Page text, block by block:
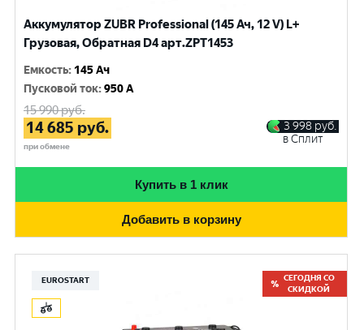
Аккумулятор ZUBR Professional (145 Ач, 12 V) L+
Грузовая, Обратная D4 арт.ZPT1453
Емкость: 145 Ач
Пусковой ток:950 A
15 990руб.
14 685 руб.
при обмене
3 998 руб.
в Сплит
Купить в 1 клик
Добавить в корзину
EUROSTART
СЕГОДНЯ СО
СКИДКОЙ